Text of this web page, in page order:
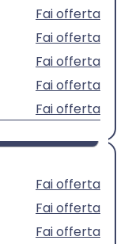
Fai offerta
Fai offerta
Fai offerta
Fai offerta
Fai offerta
Fai offerta
Fai offerta
Fai offerta